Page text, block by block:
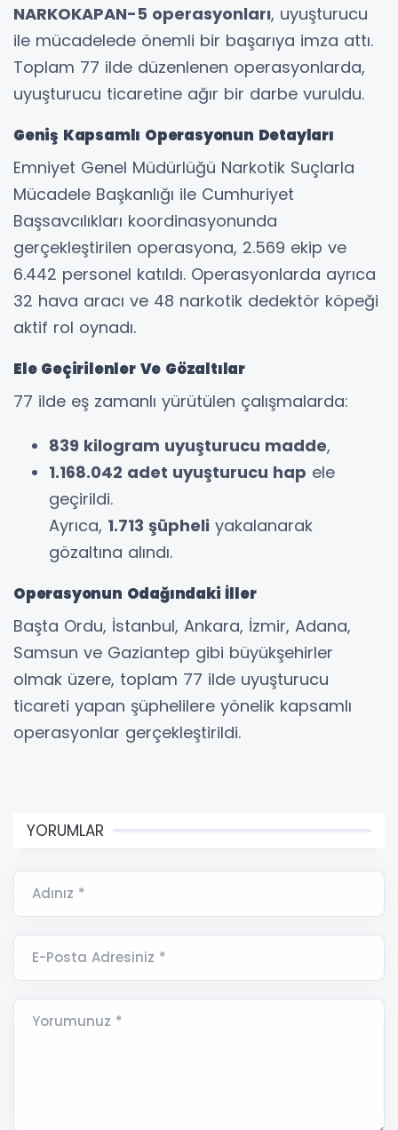
NARKOKAPAN-5 operasyonları, uyuşturucu
ile mücadelede önemli bir başarıya imza attı.
Toplam 77 ilde düzenlenen operasyonlarda,
uyuşturucu ticaretine ağır bir darbe vuruldu.
Geniş Kapsamlı Operasyonun Detayları
Emniyet Genel Müdürlüğü Narkotik Suçlarla
Mücadele Başkanlığı ile Cumhuriyet
Başsavcılıkları koordinasyonunda
gerçekleştirilen operasyona, 2.569 ekip ve
6.442 personel katıldı. Operasyonlarda ayrıca
32 hava aracı ve 48 narkotik dedektör köpeği
aktif rol oynadı.
Ele Geçirilenler Ve Gözaltılar
77 ilde eş zamanlı yürütülen çalışmalarda:
839 kilogram uyuşturucu madde,
1.168.042 adet uyuşturucu hap ele
geçirildi.
Ayrıca, 1.713 şüpheli yakalanarak
gözaltına alındı.
Operasyonun Odağındaki İller
Başta Ordu, İstanbul, Ankara, İzmir, Adana,
Samsun ve Gaziantep gibi büyükşehirler
olmak üzere, toplam 77 ilde uyuşturucu
ticareti yapan şüphelilere yönelik kapsamlı
operasyonlar gerçekleştirildi.
YORUMLAR
Adınız *
E-Posta Adresiniz *
Yorumunuz *